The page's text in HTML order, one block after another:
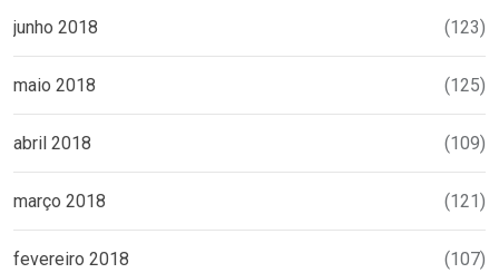
junho 2018 (123)
maio 2018 (125)
abril 2018 (109)
março 2018 (121)
fevereiro 2018 (107)